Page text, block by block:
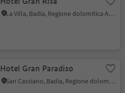
La Villa, Badia, Regione dolomitica Alta Badia
Hotel Gran Paradiso
San Cassiano, Badia, Regione dolomitica Alta Badia